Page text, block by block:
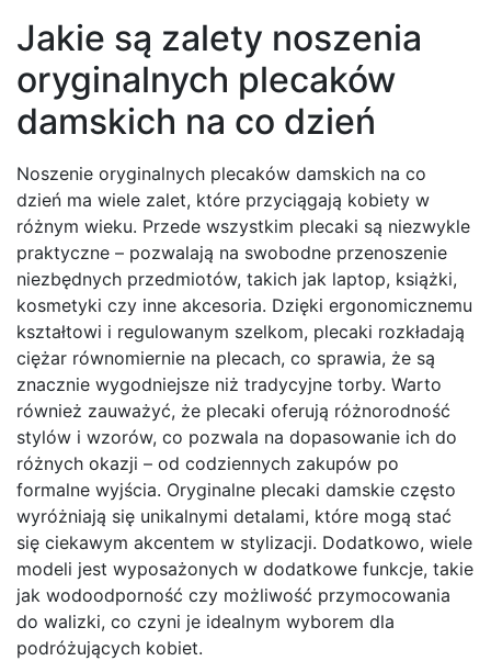
Jakie są zalety noszenia
oryginalnych plecaków
damskich na co dzień
Noszenie oryginalnych plecaków damskich na co
dzień ma wiele zalet, które przyciągają kobiety w
różnym wieku. Przede wszystkim plecaki są niezwykle
praktyczne – pozwalają na swobodne przenoszenie
niezbędnych przedmiotów, takich jak laptop, książki,
kosmetyki czy inne akcesoria. Dzięki ergonomicznemu
kształtowi i regulowanym szelkom, plecaki rozkładają
ciężar równomiernie na plecach, co sprawia, że są
znacznie wygodniejsze niż tradycyjne torby. Warto
również zauważyć, że plecaki oferują różnorodność
stylów i wzorów, co pozwala na dopasowanie ich do
różnych okazji – od codziennych zakupów po
formalne wyjścia. Oryginalne plecaki damskie często
wyróżniają się unikalnymi detalami, które mogą stać
się ciekawym akcentem w stylizacji. Dodatkowo, wiele
modeli jest wyposażonych w dodatkowe funkcje, takie
jak wodoodporność czy możliwość przymocowania
do walizki, co czyni je idealnym wyborem dla
podróżujących kobiet.